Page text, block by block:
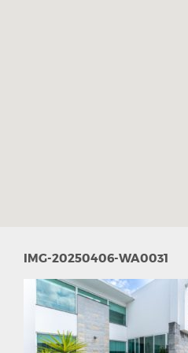
IMG-20250406-WA0031